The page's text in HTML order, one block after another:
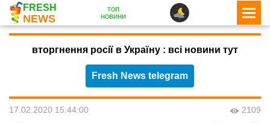
FRESH
NEWS
топ
новини
вторгнення росії в Україну : всі новини тут
Fresh News telegram
17.02.2020 15:44:00 2109